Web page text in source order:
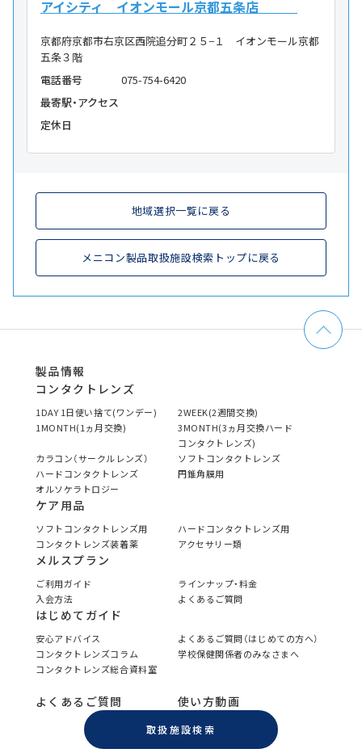
アイシティ イオンモール京都五条店
京都府京都市右京区西院追分町２５−１ イオンモール京都
五条３階
電話番号
075-754-6420
最寄駅・アクセス
定休日
地域選択一覧に戻る
メニコン製品取扱施設検索トップに戻る
製品情報
コンタクトレンズ
1DAY 1日使い捨て(ワンデー)
2WEEK(2週間交換)
1MONTH(1ヵ月交換)
3MONTH(3ヵ月交換ハード
コンタクトレンズ)
カラコン（サークルレンズ）
ソフトコンタクトレンズ
ハードコンタクトレンズ
円錐角膜用
オルソケラトロジー
ケア用品
ソフトコンタクトレンズ用
ハードコンタクトレンズ用
コンタクトレンズ装着薬
アクセサリー類
メルスプラン
ご利用ガイド
ラインナップ・料金
入会方法
よくあるご質問
はじめてガイド
安心アドバイス
よくあるご質問（はじめての方へ）
コンタクトレンズコラム
学校保健関係者のみなさまへ
コンタクトレンズ総合資料室
よくあるご質問 使い方動画
取扱施設検索